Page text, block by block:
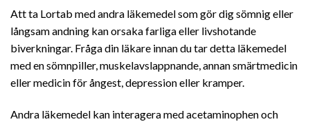
Att ta Lortab med andra läkemedel som gör dig sömnig eller
långsam andning kan orsaka farliga eller livshotande
biverkningar. Fråga din läkare innan du tar detta läkemedel
med en sömnpiller, muskelavslappnande, annan smärtmedicin
eller medicin för ångest, depression eller kramper.
Andra läkemedel kan interagera med acetaminophen och